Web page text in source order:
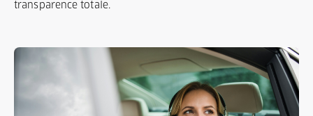
transparence totale.